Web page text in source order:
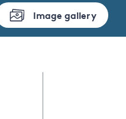
Image gallery